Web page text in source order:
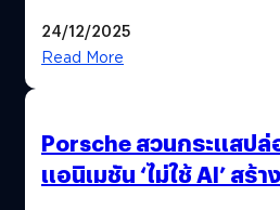
24/12/2025
Read More
Porsche สวนกระแสป
แอนิเมชัน ‘ไม่ใช้ AI’ สร้